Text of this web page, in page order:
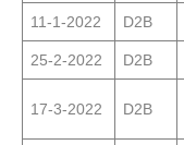
11-1-2022 D2B
25-2-2022 D2B
17-3-2022 D2B